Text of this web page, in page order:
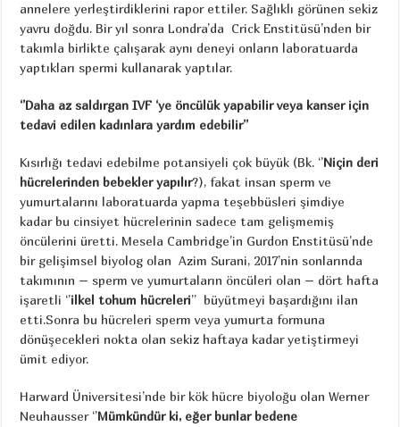
annelere yerleştirdiklerini rapor ettiler. Sağlıklı görünen sekiz
yavru doğdu. Bir yıl sonra Londra’da Crick Enstitüsü’nden bir
takımla birlikte çalışarak aynı deneyi onların laboratuarda
yaptıkları spermi kullanarak yaptılar.
‘’Daha az saldırgan IVF ‘ye öncülük yapabilir veya kanser için
tedavi edilen kadınlara yardım edebilir’’
Kısırlığı tedavi edebilme potansiyeli çok büyük (Bk. ‘’Niçin deri
hücrelerinden bebekler yapılır?), fakat insan sperm ve
yumurtalarını laboratuarda yapma teşebbüsleri şimdiye
kadar bu cinsiyet hücrelerinin sadece tam gelişmemiş
öncülerini üretti. Mesela Cambridge’in Gurdon Enstitüsü’nde
bir gelişimsel biyolog olan Azim Surani, 2017’nin sonlarında
takımının – sperm ve yumurtaların öncüleri olan – dört hafta
işaretli ‘’ilkel tohum hücreleri’’ büyütmeyi başardığını ilan
etti.Sonra bu hücreleri sperm veya yumurta formuna
dönüşecekleri nokta olan sekiz haftaya kadar yetiştirmeyi
ümit ediyor.
Harward Üniversitesi’nde bir kök hücre biyoloğu olan Werner
Neuhausser ‘’Mümkündür ki, eğer bunlar bedene